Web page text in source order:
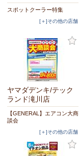
スポットクーラー特集
[＋]その他の店舗
ヤマダデンキ/テック
ランド滝川店
【GENERAL】エアコン大商
談会
[＋]その他の店舗